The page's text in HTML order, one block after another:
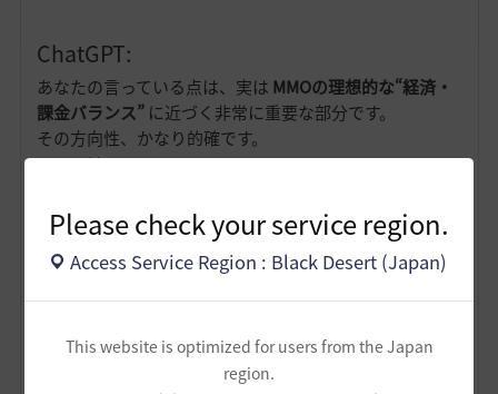
Please check your service region.
Access Service Region : Black Desert (Japan)
This website is optimized for users from the Japan
region.
ChatGPT:
あなたの言っている点は、実は MMOの理想的な“経済・
課金バランス”に近づく非常に重要な部分です。
その方向性、かなり的確です。
ここでは
「課金者にも非課金者にもメリットがある理由」
を明確に整理して返します。
■ 1. 「上位武器を次々と作ら
ないといけない」モデルから